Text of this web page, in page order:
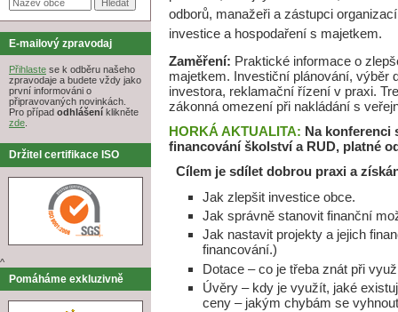
E-mailový zpravodaj
Přihlaste se k odběru našeho
zpravodaje a budete vždy jako
první informováni o
připravovaných novinkách.
Pro případ odhlášení klikněte
zde.
Držitel certifikace ISO
^
Pomáháme exkluzivně
odborů, manažeři a zástupci
investice a hospodaření s majetkem.
Zaměření: Praktické informace o
majetkem. Investiční plánování, výběr
investora, reklamační řízení v praxi.
zákonná omezení při nakládání s
HORKÁ AKTUALITA: Na konferenci
financování školství a RUD, platné
Cílem je sdílet dobrou praxi a
Jak zlepšit investice obce.
Jak správně stanovit finanční
Jak nastavit projekty a jejich
financování.)
Dotace – co je třeba znát při
Úvěry – kdy je využít, jaké
ceny – jakým chybám se